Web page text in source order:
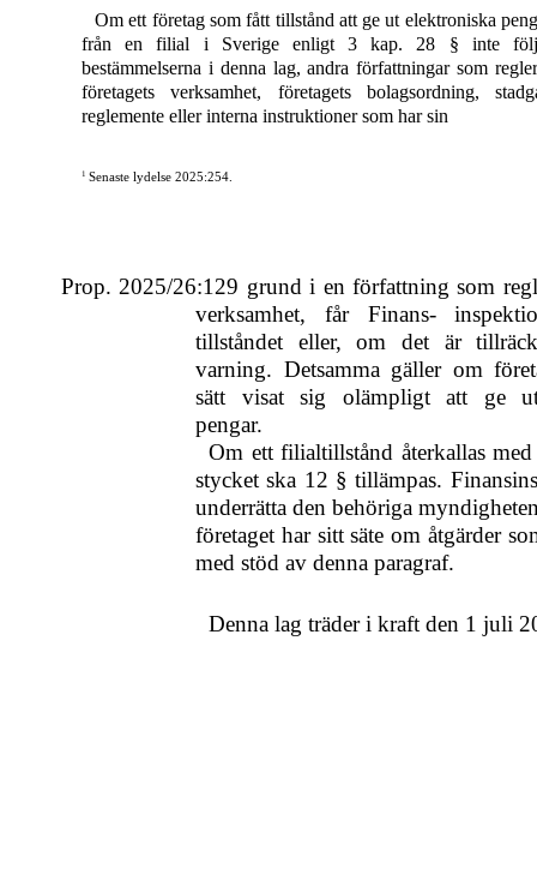
Om ett företag som fått tillstånd att ge ut elektroniska
från en filial i Sverige enligt 3 kap. 28 § inte
bestämmelserna i denna lag, andra författningar som
företagets verksamhet, företagets bolagsordning,
reglemente eller interna instruktioner som har sin
1 Senaste lydelse 2025:254.
Prop. 2025/26:129 grund i en författning som
verksamhet, får Finans-
tillståndet eller, om det är
varning. Detsamma gäller om
sätt visat sig olämpligt att ge ut
pengar.
Om ett filialtillstånd återkallas
stycket ska 12 § tillämpas.
underrätta den behöriga
företaget har sitt säte om åtgärder
med stöd av denna paragraf.
Denna lag träder i kraft den 1 juli